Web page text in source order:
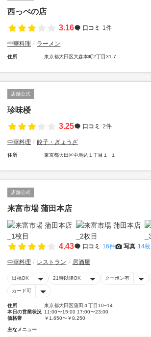
西っぺの店
3.16
口コミ 1件
中華料理 ラーメン
住所 東京都大田区大森本町2丁目31-7
店舗公式
珍味楼
3.25
口コミ 2件
中華料理 餃子・ぎょうざ
住所 東京都大田区中馬込１丁目１−１
店舗公式
来富市場 蒲田本店
4.43 口コミ 16件 写真 14枚
中華料理 レストラン 居酒屋
日祝OK 21時以降OK クーポン有
カード可
住所
東京都大田区蒲田４丁目10−14
本日の営業状況 11:00〜15:00 17:00〜23:00
価格帯
￥1,650〜￥8,250
主なメニュー